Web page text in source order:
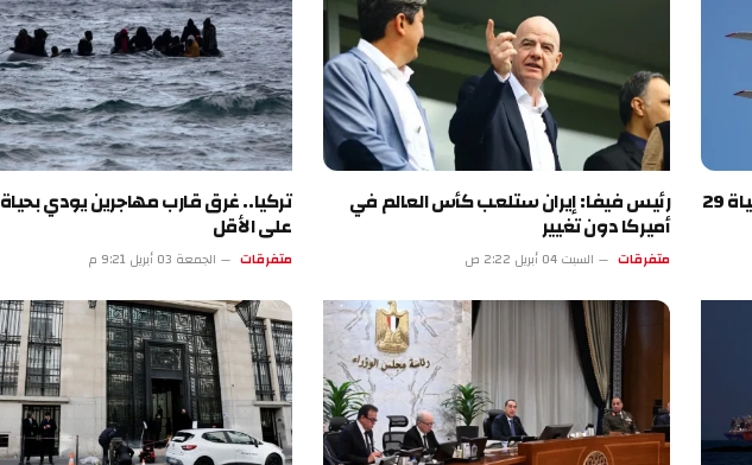
رئيس فيفا: إيران ستلعب كأس العالم في
أميركا دون تغيير
السبت 04 أبريل 2:22 ص
تركيا.. غرق قارب مهاجرين يودي بحياة 18
على الأقل
متفرقات الجمعة 03 أبريل 9:21 م